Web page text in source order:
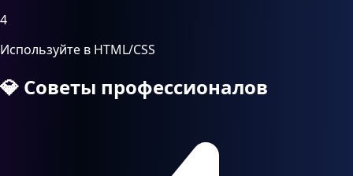
4
Используйте в HTML/CSS
💎 Советы профессионалов